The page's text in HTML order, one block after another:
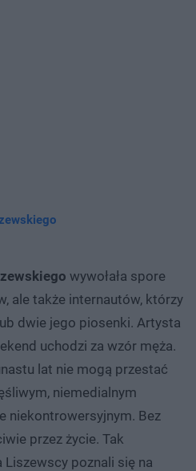
wywołała spore
ale także internautów, którzy
dwie jego piosenki. Artysta
uchodzi za wzór męża.
lat nie mogą przestać
niemedialnym
niekontrowersyjnym. Bez
przez życie. Tak
Liszewscy poznali się na